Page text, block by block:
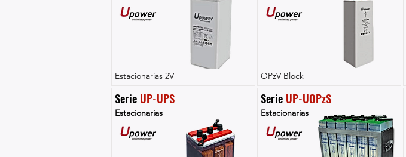
Estacionarias 2V
Serie UP-UPS
Estacionarias
OPzV Block
Serie UP-UOPzS
Estacionarias